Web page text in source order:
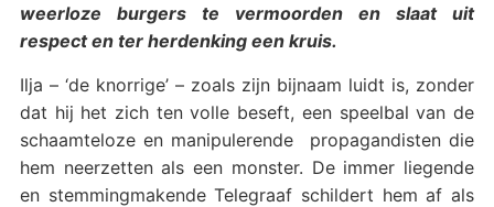
weerloze burgers te vermoorden en slaat uit
respect en ter herdenking een kruis.
Ilja – ‘de knorrige’ – zoals zijn bijnaam luidt is, zonder
dat hij het zich ten volle beseft, een speelbal van de
schaamteloze en manipulerende propagandisten die
hem neerzetten als een monster. De immer liegende
en stemmingmakende Telegraaf schildert hem af als